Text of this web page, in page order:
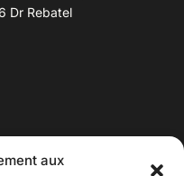
aux
Dr Rebatel